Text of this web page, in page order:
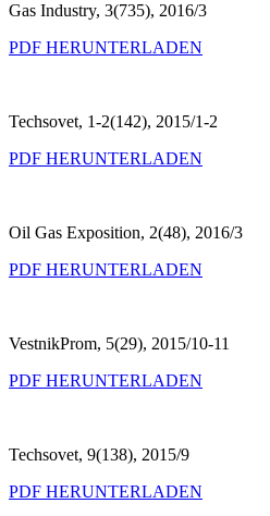
Gas Industry, 3(735), 2016/3
PDF HERUNTERLADEN
Techsovet, 1-2(142), 2015/1-2
PDF HERUNTERLADEN
Oil Gas Exposition, 2(48), 2016/3
PDF HERUNTERLADEN
VestnikProm, 5(29), 2015/10-11
PDF HERUNTERLADEN
Techsovet, 9(138), 2015/9
PDF HERUNTERLADEN